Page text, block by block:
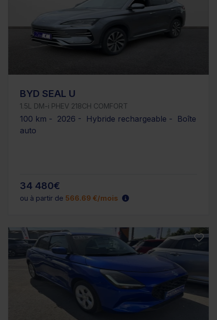
BYD SEAL U
1.5L DM-i PHEV 218CH COMFORT
100 km - 2026 - Hybride rechargeable - Boîte
auto
34 480€
ou à partir de 566.69 €/mois